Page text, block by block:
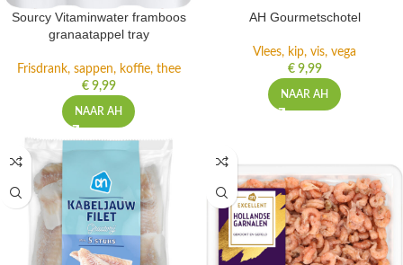
Sourcy Vitaminwater framboos
granaatappel tray
Frisdrank, sappen, koffie, thee
€9,99
NAAR AH
AH Gourmetschotel
Vlees, kip, vis, vega
€9,99
NAAR AH